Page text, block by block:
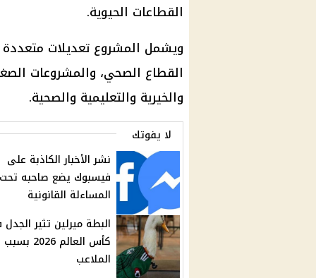
القطاعات الحيوية.
ويشمل المشروع تعديلات
القطاع الصحي، والمشروعات
والخيرية والتعليمية والصحية.
لا يفوتك
نشر الأخبار الكاذبة على
فيسبوك يضع صاحبه تحت
المساءلة القانونية
البطة ميرلين تثير
كأس العالم
الملاعب